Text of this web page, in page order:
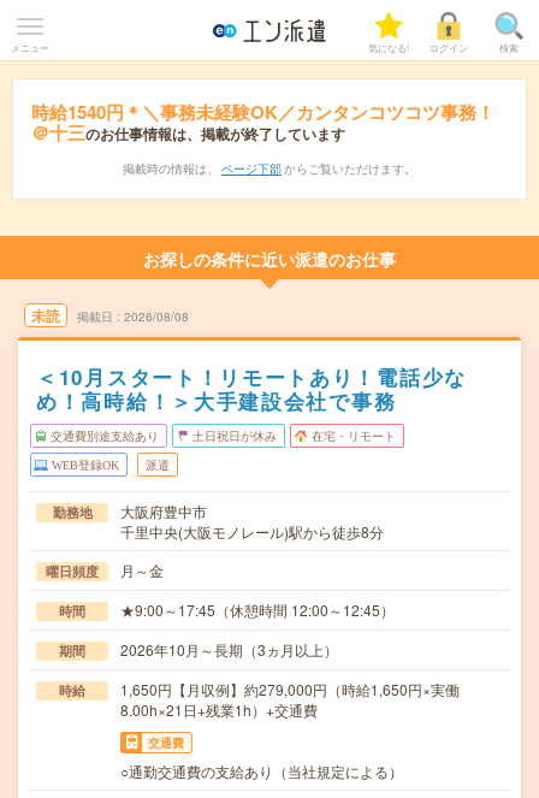
メニュー 気になる! ログイン 検索
時給1540円＊＼事務未経験OK／カンタンコツコツ事務！
＠十三のお仕事情報は、掲載が終了しています
掲載時の情報は、 ページ下部 からご覧いただけます。
お探しの条件に近い派遣のお仕事
未読 掲載日 2026/08/08
＜10月スタート！リモートあり！電話少な
め！高時給！＞大手建設会社で事務
交通費別途支給あり 土日祝日が休み 在宅・リモート
WEB登録OK 派遣
勤務地
大阪府豊中市
千里中央(大阪モノレール)駅から徒歩8分
曜日頻度 月～金
時間 ★9:00～17:45（休憩時間 12:00～12:45）
期間 2026年10月～長期（3ヵ月以上）
時給
1,650円【月収例】約279,000円（時給1,650円×実働
8.00h×21日+残業1h）+交通費
交通費
○通勤交通費の支給あり（当社規定による）